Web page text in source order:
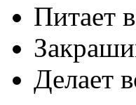
Питает
Делает